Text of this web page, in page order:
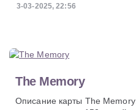
3-03-2025, 22:56
The Memory
Описание карты The